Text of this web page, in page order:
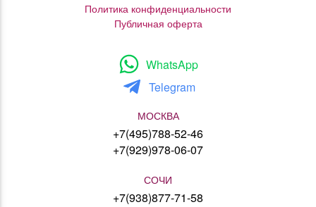
Политика конфиденциальности
Публичная оферта
WhatsApp
Telegram
МОСКВА
+7(495)788-52-46
+7(929)978-06-07
СОЧИ
+7(938)877-71-58